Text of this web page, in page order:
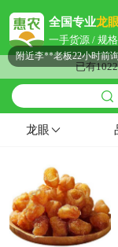
全国专业龙
一手货源 / 规
已有
附近伍**老板15小时前看
附近许**老板20分钟前
龙眼